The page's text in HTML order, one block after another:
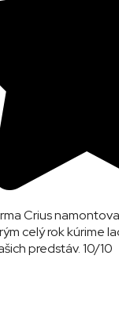
Crius
celý rok kúrime
predstáv. 10/10